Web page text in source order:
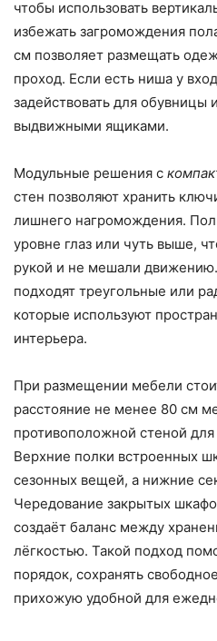
чтобы использовать
избежать загромождения
см позволяет размещать
проход. Если есть ниша у
задействовать для
выдвижными ящиками.
Модульные решения с
стен позволяют хранить
лишнего нагромождения.
уровне глаз или чуть выше,
рукой и не мешали
подходят треугольные или
которые используют
интерьера.
При размещении мебели
расстояние не менее 80 см
противоположной стеной
Верхние полки встроенных
сезонных вещей, а нижние
Чередование закрытых
создаёт баланс между
лёгкостью. Такой подход
порядок, сохранять
прихожую удобной для